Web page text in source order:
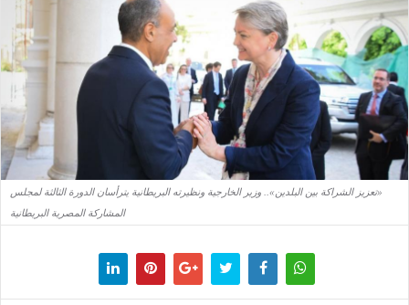
«تعزيز الشراكة بين البلدين».. وزير الخارجية ونظيرته البريطانية يترأسان الدورة الثالثة لمجلس
المشاركة المصرية البريطانية